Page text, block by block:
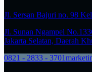
Jl. Sersan Bajuri no. 98
Jl. Sunan Ngampel
Jakarta Selatan, Daerah
0821 - 2833 - 3701